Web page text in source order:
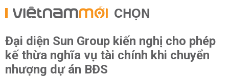
CHỌN
Đại diện Sun Group kiến nghị cho phép
kế thừa nghĩa vụ tài chính khi chuyển
nhượng dự án BĐS